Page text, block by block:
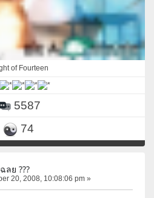
of Fourteen
5587
74
ลย ???
20, 2008, 10:08:06 pm »